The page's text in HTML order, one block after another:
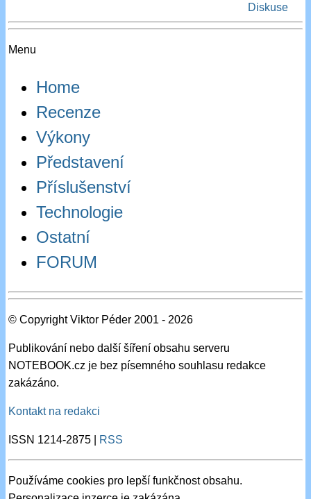
Diskuse
Menu
Home
Recenze
Výkony
Představení
Příslušenství
Technologie
Ostatní
FORUM
© Copyright Viktor Péder 2001 - 2026
Publikování nebo další šíření obsahu serveru
NOTEBOOK.cz je bez písemného souhlasu redakce
zakázáno.
Kontakt na redakci
ISSN 1214-2875 | RSS
Používáme cookies pro lepší funkčnost obsahu.